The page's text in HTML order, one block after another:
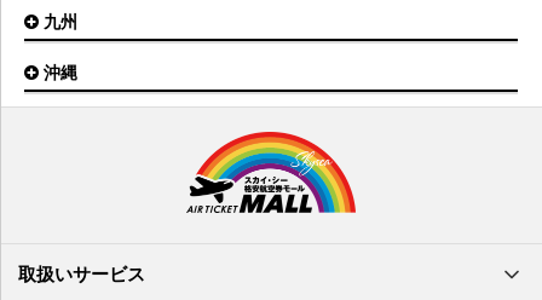
南紀白浜空港
但馬空港
山口宇部空港
出雲空港
米子空港
松山空港
徳島空港
九州
福岡空港
鹿児島空港
北九州空港
沖縄
南大東空港
取扱いサービス